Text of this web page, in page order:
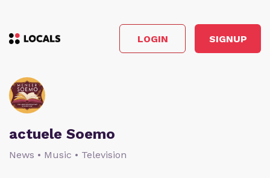
LOGIN SIGNUP
actuele Soemo
News • Music • Television